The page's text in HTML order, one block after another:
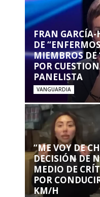
FRAN
DE
MIEMBROS DE
POR
PANELISTA
VANGUARDIA
“ME VOY DE
DECISIÓN DE
MEDIO DE
POR
KM/H